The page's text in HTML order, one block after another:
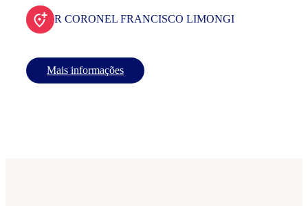
R CORONEL FRANCISCO LIMONGI
Mais informações